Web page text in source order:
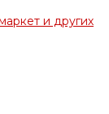
и других